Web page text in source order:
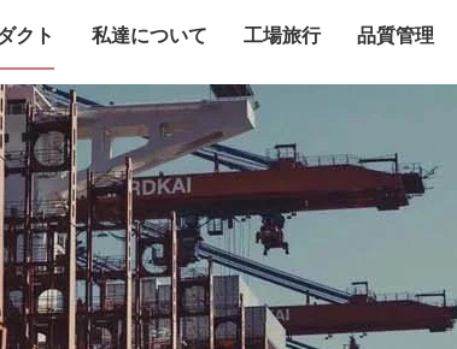
クト 私達について 工場旅行 品質管理